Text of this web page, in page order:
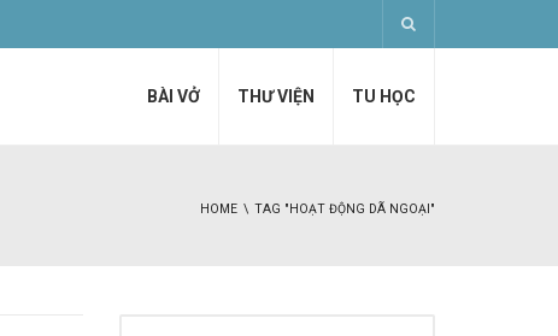
BÀI VỞ THƯ VIỆN TU HỌC
HOME TAG "HOẠT ĐỘNG DÃ NGOẠI"